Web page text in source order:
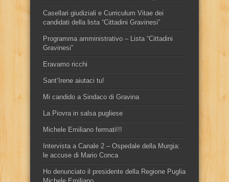
Casellari giudiziali e Curriculum Vitae dei
candidati della lista “Cittadini Gravinesi”
Programma amministrativo – Lista “Cittadini
Gravinesi”
Eravamo ricchi
Sant’Irene aiutaci tu!
Mi candido a Sindaco di Gravina
La Piovra in salsa pugliese
Michele Emiliano fermati!!!
Intervista a Canale 2 – Ospedale della Murgia:
le accuse di Mario Conca
Ho denunciato il presidente della Regione Puglia